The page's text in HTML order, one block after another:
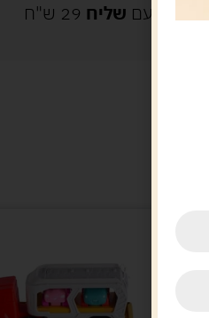
משלוח עם שליח 29 ש"ח